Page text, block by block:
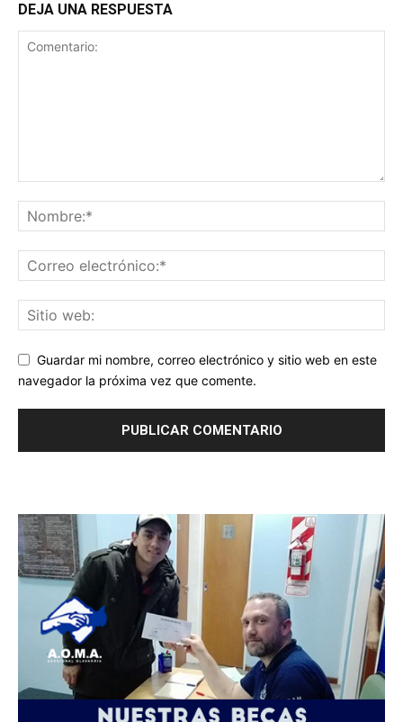
DEJA UNA RESPUESTA
Guardar mi nombre, correo electrónico y sitio web en este
navegador la próxima vez que comente.